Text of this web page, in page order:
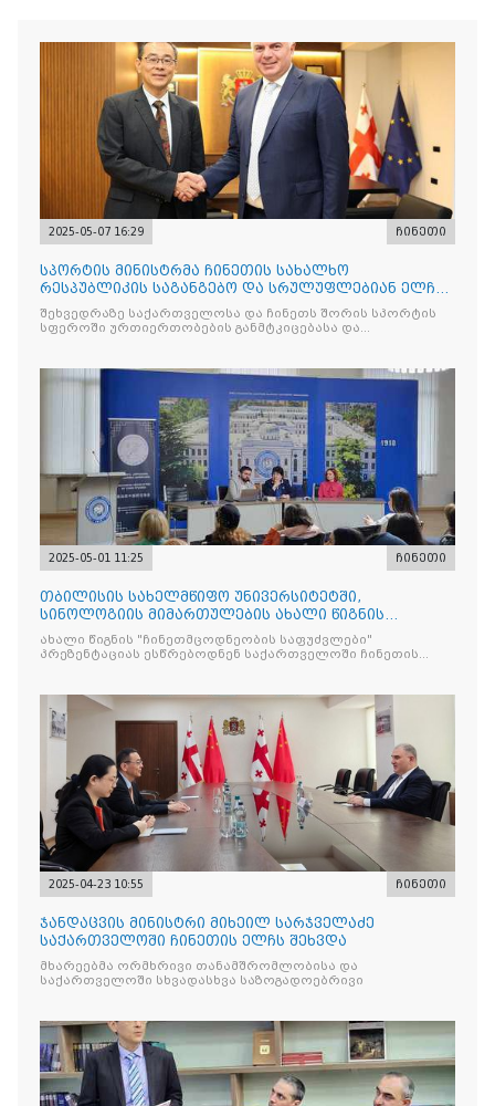
2025-05-07 16:29 ჩინეთი
სპორტის მინისტრმა ჩინეთის სახალხო
რესპუბლიკის საგანგებო და სრულუფლებიან ელჩს
უმასპინძლა
შეხვედრაზე საქართველოსა და ჩინეთს შორის სპორტის
სფეროში ურთიერთობების განმტკიცებასა და
2025-05-01 11:25 ჩინეთი
თბილისის სახელმწიფო უნივერსიტეტში,
სინოლოგიის მიმართულების ახალი წიგნის
"ჩინეთმცოდნეობის საფუძვ
ახალი წიგნის "ჩინეთმცოდნეობის საფუძვლები"
პრეზენტაციას ესწრებოდნენ საქართველოში ჩინეთის
2025-04-23 10:55 ჩინეთი
ჯანდაცვის მინისტრი მიხეილ სარჯველაძე
საქართველოში ჩინეთის ელჩს შეხვდა
მხარეებმა ორმხრივი თანამშრომლობისა და
საქართველოში სხვადასხვა საზოგადოებრივი